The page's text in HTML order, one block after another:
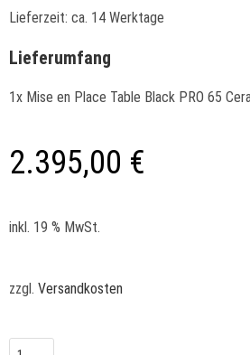
Lieferzeit: ca. 14 Werktage
Lieferumfang
1x Mise en Place Table Black PRO 65
2.395,00 €
inkl. 19 % MwSt.
zzgl. Versandkosten